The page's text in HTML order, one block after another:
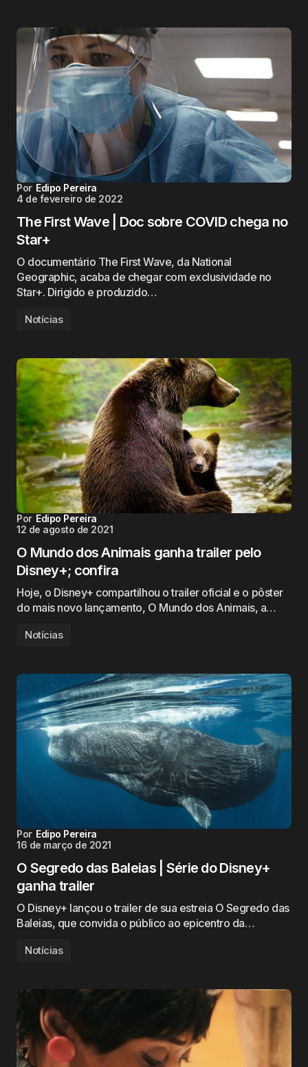
Por Edipo Pereira
4 de fevereiro de 2022
The First Wave | Doc sobre COVID chega no
Star+
O documentário The First Wave, da National
Geographic, acaba de chegar com exclusividade no
Star+. Dirigido e produzido…
Notícias
Por Edipo Pereira
12 de agosto de 2021
O Mundo dos Animais ganha trailer pelo
Disney+; confira
Hoje, o Disney+ compartilhou o trailer oficial e o pôster
do mais novo lançamento, O Mundo dos Animais, a…
Notícias
Por Edipo Pereira
16 de março de 2021
O Segredo das Baleias | Série do Disney+
ganha trailer
O Disney+ lançou o trailer de sua estreia O Segredo das
Baleias, que convida o público ao epicentro da…
Notícias